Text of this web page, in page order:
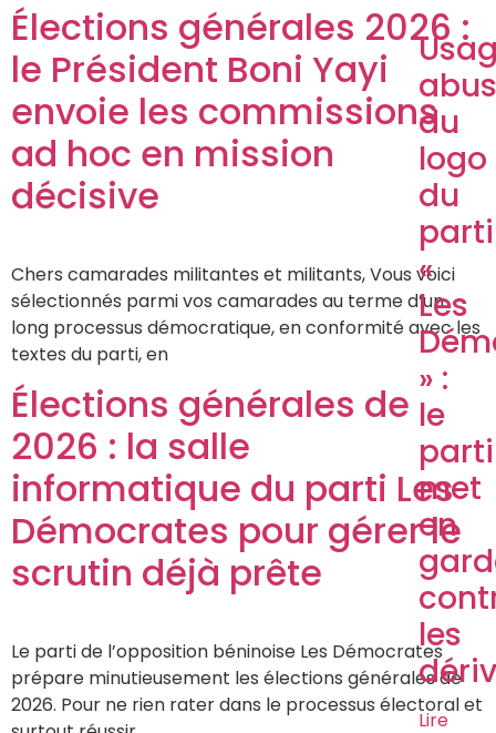
du
logo
du
parti
«
Les
» :
le
parti
met
en
les
Lire
Élections générales 2026 :
le Président Boni Yayi
envoie les commissions
ad hoc en mission
décisive
Chers camarades militantes et militants, Vous voici
sélectionnés parmi vos camarades au terme d’un
long processus démocratique, en conformité avec les
textes du parti, en
Élections générales de
2026 : la salle
informatique du parti Les
Démocrates pour gérer le
scrutin déjà prête
Le parti de l’opposition béninoise Les Démocrates
prépare minutieusement les élections générales de
2026. Pour ne rien rater dans le processus électoral et